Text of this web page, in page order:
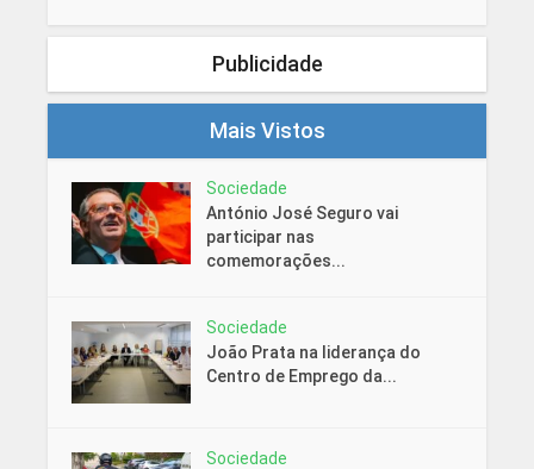
Publicidade
Mais Vistos
Sociedade
António José Seguro vai
participar nas
comemorações...
Sociedade
João Prata na liderança do
Centro de Emprego da...
Sociedade